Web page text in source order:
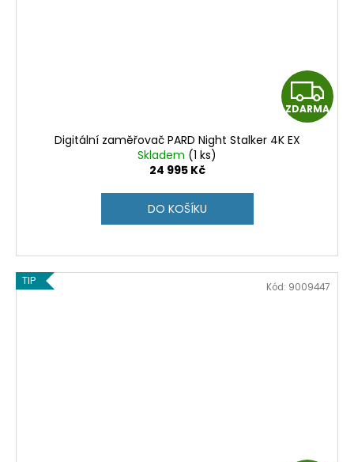
Z
D
A
ZDARMA
Digitální zaměřovač PARD Night Stalker 4K EX
Skladem (1 ks)
24 995 Kč
DO KOŠÍKU
TIP Kód: 9009447